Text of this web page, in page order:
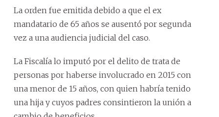
La orden fue emitida debido a que el ex
mandatario de 65 años se ausentó por segunda
vez a una audiencia judicial del caso.
La Fiscalía lo imputó por el delito de trata de
personas por haberse involucrado en 2015 con
una menor de 15 años, con quien habría tenido
una hija y cuyos padres consintieron la unión a